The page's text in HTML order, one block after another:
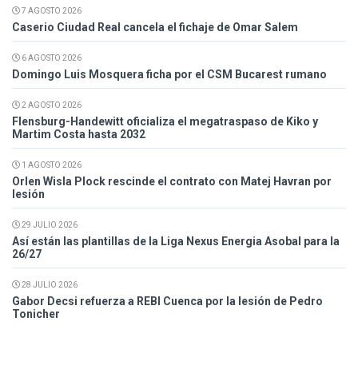
7 AGOSTO 2026
Caserio Ciudad Real cancela el fichaje de Omar Salem
6 AGOSTO 2026
Domingo Luis Mosquera ficha por el CSM Bucarest rumano
2 AGOSTO 2026
Flensburg-Handewitt oficializa el megatraspaso de Kiko y
Martim Costa hasta 2032
1 AGOSTO 2026
Orlen Wisla Plock rescinde el contrato con Matej Havran por
lesión
29 JULIO 2026
Así están las plantillas de la Liga Nexus Energia Asobal para la
26/27
28 JULIO 2026
Gabor Decsi refuerza a REBI Cuenca por la lesión de Pedro
Tonicher